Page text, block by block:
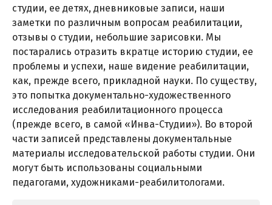
студии, ее детях, дневниковые записи, наши
заметки по различным вопросам реабилитации,
отзывы о студии, небольшие зарисовки. Мы
постарались отразить вкратце историю студии, ее
проблемы и успехи, наше видение реабилитации,
как, прежде всего, прикладной науки. По существу,
это попытка документально-художественного
исследования реабилитационного процесса
(прежде всего, в самой «Инва-Студии»). Во второй
части записей представлены документальные
материалы исследовательской работы студии. Они
могут быть использованы социальными
педагогами, художниками-реабилитологами.